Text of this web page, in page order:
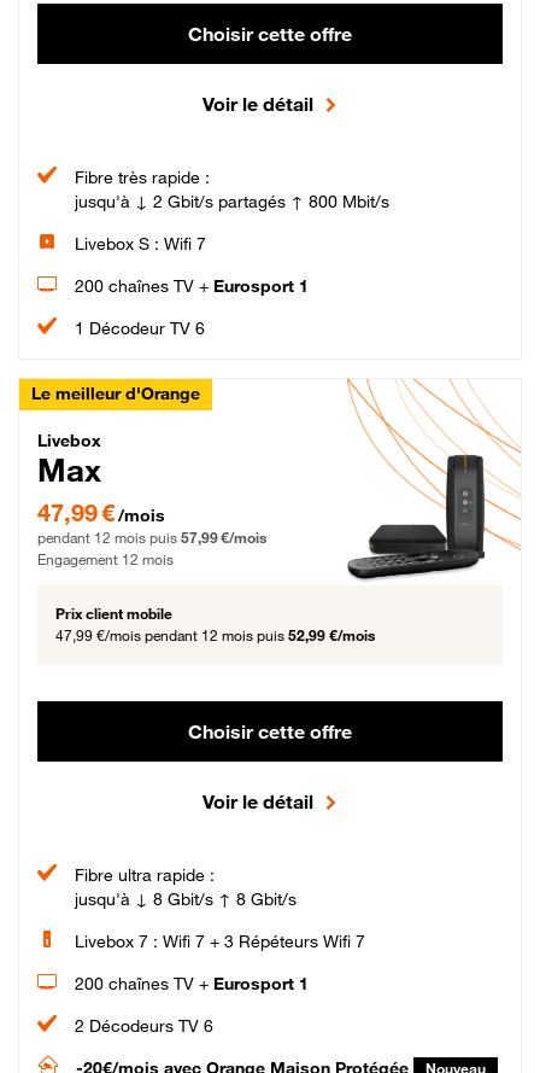
Choisir cette offre
Voir le détail
Fibre très rapide :
jusqu'à ↓ 2 Gbit/s partagés ↑ 800 Mbit/s
Livebox S : Wifi 7
200 chaînes TV + Eurosport 1
1 Décodeur TV 6
Le meilleur d'Orange
Livebox Max Fibre
Livebox
Max
47,99 € par mois pendant 12 mois puis 57,99 € par mois, Engagement 12 mois
47,99 €/mois
pendant 12 mois puis 57,99 €/mois
Engagement 12 mois
Prix client mobile
47,99 €/mois pendant 12 mois puis 52,99 €/mois
Choisir cette offre
Voir le détail
Fibre ultra rapide :
jusqu'à ↓ 8 Gbit/s ↑ 8 Gbit/s
Livebox 7 : Wifi 7 + 3 Répéteurs Wifi 7
200 chaînes TV + Eurosport 1
2 Décodeurs TV 6
-20€/mois avec Orange Maison Protégée Nouveau